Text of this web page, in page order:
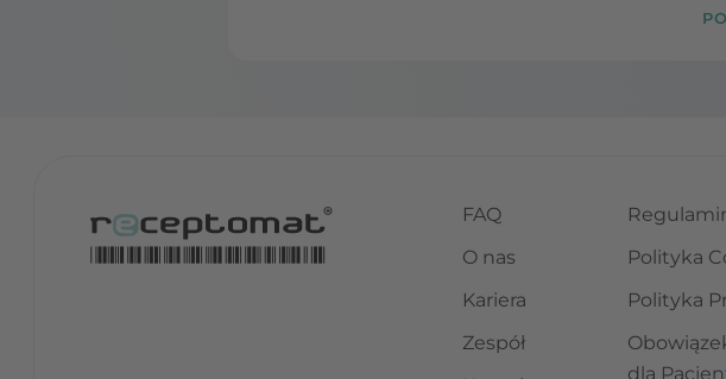
FAQ
O nas
Kariera
Zespół
Polityka
Polityka
dla